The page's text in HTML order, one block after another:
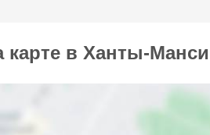
в Ханты-